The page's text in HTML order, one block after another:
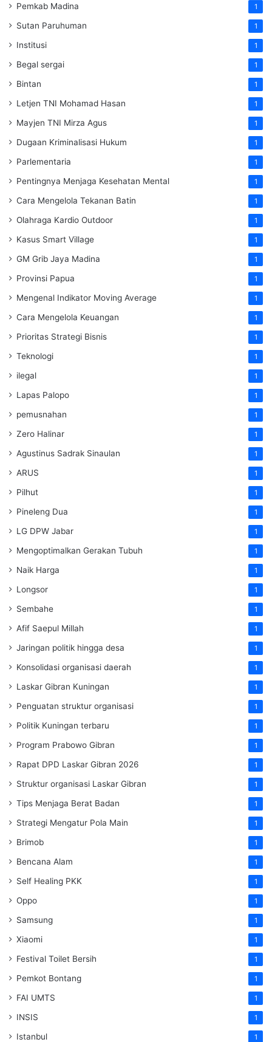
Pemkab Madina 1
Sutan Paruhuman 1
Institusi 1
Begal sergai 1
Bintan 1
Letjen TNI Mohamad Hasan 1
Mayjen TNI Mirza Agus 1
Dugaan Kriminalisasi Hukum 1
Parlementaria 1
Pentingnya Menjaga Kesehatan Mental 1
Cara Mengelola Tekanan Batin 1
Olahraga Kardio Outdoor 1
Kasus Smart Village 1
GM Grib Jaya Madina 1
Provinsi Papua 1
Mengenal Indikator Moving Average 1
Cara Mengelola Keuangan 1
Prioritas Strategi Bisnis 1
Teknologi 1
ilegal 1
Lapas Palopo 1
pemusnahan 1
Zero Halinar 1
Agustinus Sadrak Sinaulan 1
ARUS 1
Pilhut 1
Pineleng Dua 1
LG DPW Jabar 1
Mengoptimalkan Gerakan Tubuh 1
Naik Harga 1
Longsor 1
Sembahe 1
Afif Saepul Millah 1
Jaringan politik hingga desa 1
Konsolidasi organisasi daerah 1
Laskar Gibran Kuningan 1
Penguatan struktur organisasi 1
Politik Kuningan terbaru 1
Program Prabowo Gibran 1
Rapat DPD Laskar Gibran 2026 1
Struktur organisasi Laskar Gibran 1
Tips Menjaga Berat Badan 1
Strategi Mengatur Pola Main 1
Brimob 1
Bencana Alam 1
Self Healing PKK 1
Oppo 1
Samsung 1
Xiaomi 1
Festival Toilet Bersih 1
Pemkot Bontang 1
FAI UMTS 1
INSIS 1
Istanbul 1